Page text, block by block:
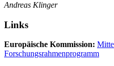
Andreas Klinger
Links
Europäische Kommission:
Forschungsrahmenprogramm